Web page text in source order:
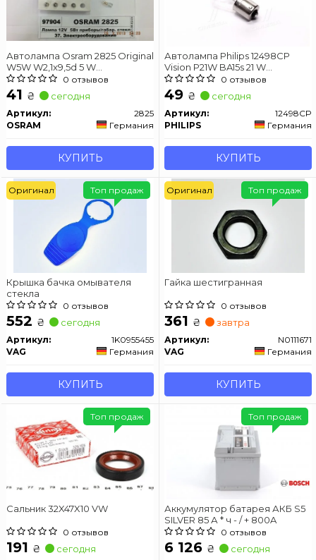
Автолампа Osram 2825 Original
W5W W2,1x9,5d 5 W
прозрачная0 отзывов
41 ₴ сегодня
Артикул:
2825
OSRAM
Германия
КУПИТЬ
Автолампа Philips 12498CP
Vision P21W BA15s 21 W
прозрачная0 отзывов
49 ₴ сегодня
Артикул:
12498CP
PHILIPS
Германия
КУПИТЬ
Крышка бачка омывателя
стекла
0 отзывов
552 ₴ сегодня
Артикул:
1K0955455
VAG
Германия
КУПИТЬ
Топ продаж
Оригинал
Гайка шестигранная
0 отзывов
361 ₴ завтра
Артикул:
N0111671
VAG
Германия
КУПИТЬ
Топ продаж
Оригинал
Сальник 32X47X10 VW
0 отзывов
191 ₴ сегодня
Топ продаж
Аккумулятор батарея АКБ S5
SILVER 85 А * ч - / + 800A
0 отзывов
6 126 ₴ сегодня
Топ продаж